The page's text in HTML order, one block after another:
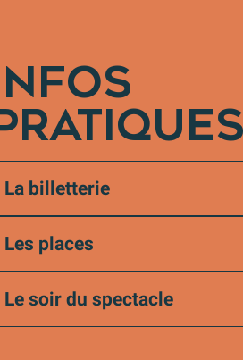
La billetterie
Les places
Le soir du spectacle